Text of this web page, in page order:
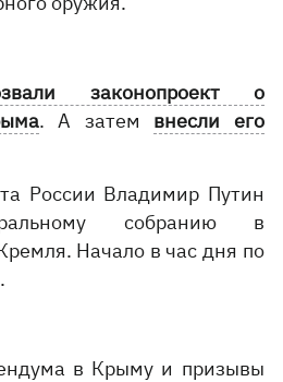
законопроект о
. А затем внесли его
России Владимир Путин
собранию в
Начало в час дня по
в Крыму и призывы